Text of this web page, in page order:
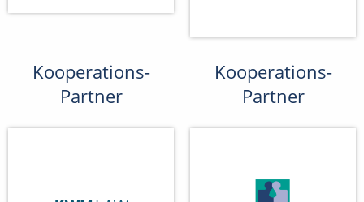
Kooperations-
Partner
Kooperations-
Partner